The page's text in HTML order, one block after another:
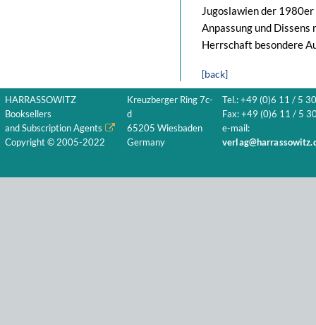
Jugoslawien der 1980er
Anpassung und
Herrschaft besondere
[back]
HARRASSOWITZ
Booksellers
and Subscription Agents
Copyright © 2005-2022
Kreuzberger Ring 7c-
d
65205 Wiesbaden
Germany
Tel.: +49 (0)6 11 / 5
Fax: +49 (0)6 11 / 5
e-mail: